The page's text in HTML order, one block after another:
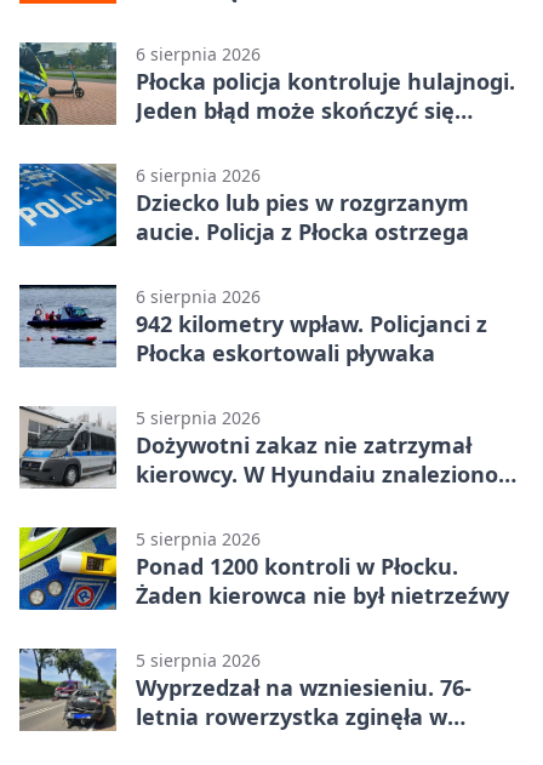
6 sierpnia 2026
Płocka policja kontroluje hulajnogi.
Jeden błąd może skończyć się
6 sierpnia 2026
Dziecko lub pies w rozgrzanym
aucie. Policja z Płocka ostrzega
6 sierpnia 2026
942 kilometry wpław. Policjanci z
Płocka eskortowali pływaka
5 sierpnia 2026
Dożywotni zakaz nie zatrzymał
kierowcy. W Hyundaiu znaleziono
5 sierpnia 2026
Ponad 1200 kontroli w Płocku.
Żaden kierowca nie był nietrzeźwy
5 sierpnia 2026
Wyprzedzał na wzniesieniu. 76-
letnia rowerzystka zginęła w